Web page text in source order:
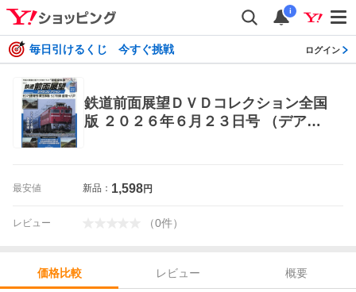
i
毎日引けるくじ 今すぐ挑戦 ログイン
鉄道前面展望ＤＶＤコレクション全国
版 ２０２６年６月２３日号 （デアゴ
最安値 新品： 1,598円
レビュー （0件）
価格比較 レビュー
概要